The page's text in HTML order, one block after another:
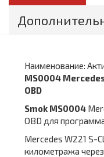
Наименование:
MS0004
OBD
Smok MS0004
OBD для
Mercedes W221 S-
километража через